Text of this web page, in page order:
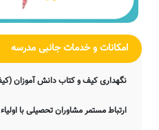
امکانات و خدمات جانبی مدرسه
نگهداری کیف و کتاب دانش آموزان
ارتباط مستمر مشاوران تحصیلی با اولیاء